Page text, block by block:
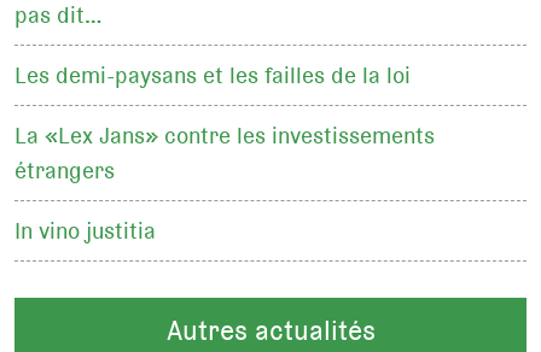
pas dit…
Les demi-paysans et les failles de la loi
La «Lex Jans» contre les investissements
étrangers
In vino justitia
Autres actualités